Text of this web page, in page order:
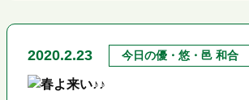
2020.2.23 今日の優・悠・邑 和合